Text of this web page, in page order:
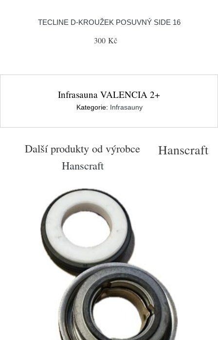
TECLINE D-KROUŽEK POSUVNÝ SIDE 16
300 Kč
Infrasauna VALENCIA 2+
Kategorie: Infrasauny
Další produkty od výrobce
Hanscraft
Hanscraft